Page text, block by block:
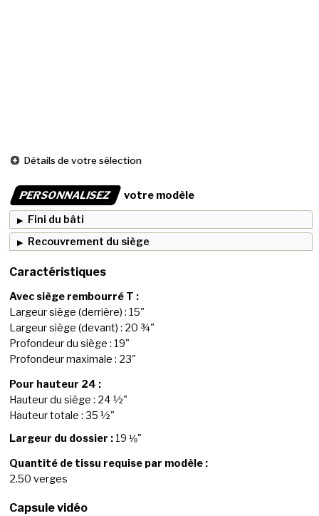
Détails de votre sélection
PERSONNALISEZ
votre modèle
Fini du bâti
Recouvrement du siège
Caractéristiques
Avec siège rembourré T :
Largeur siège (derrière) : 15"
Largeur siège (devant) : 20 ¾"
Profondeur du siège : 19"
Profondeur maximale : 23"
Pour hauteur 24 :
Hauteur du siège : 24 ½"
Hauteur totale : 35 ½"
Largeur du dossier : 19 ⅛"
Quantité de tissu requise par modèle :
2.50 verges
Capsule vidéo